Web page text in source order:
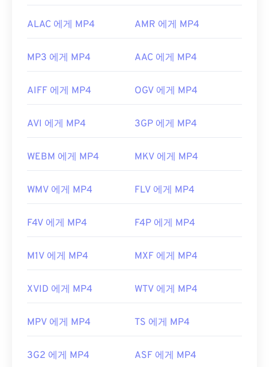
ALAC 에게 MP4 AMR 에게 MP4
MP3 에게 MP4 AAC 에게 MP4
AIFF 에게 MP4 OGV 에게 MP4
AVI 에게 MP4 3GP 에게 MP4
WEBM 에게 MP4 MKV 에게 MP4
WMV 에게 MP4 FLV 에게 MP4
F4V 에게 MP4 F4P 에게 MP4
M1V 에게 MP4 MXF 에게 MP4
XVID 에게 MP4 WTV 에게 MP4
MPV 에게 MP4 TS 에게 MP4
3G2 에게 MP4 ASF 에게 MP4